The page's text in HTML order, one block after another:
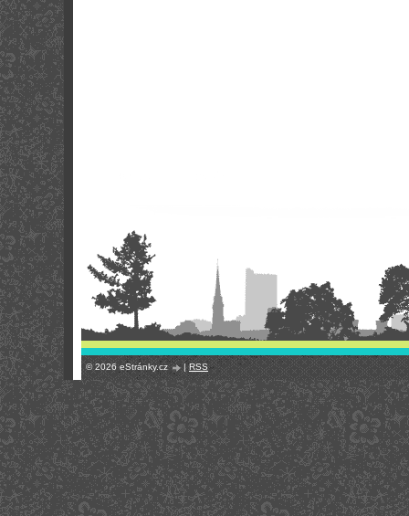
© 2026 eStránky.cz |RSS